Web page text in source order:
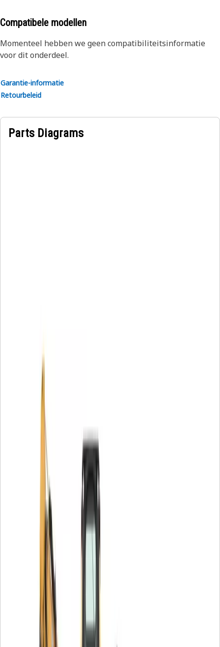
Compatibele modellen
Momenteel hebben we geen compatibiliteitsinformatie
voor dit onderdeel.
Garantie-informatie
Retourbeleid
Parts Diagrams